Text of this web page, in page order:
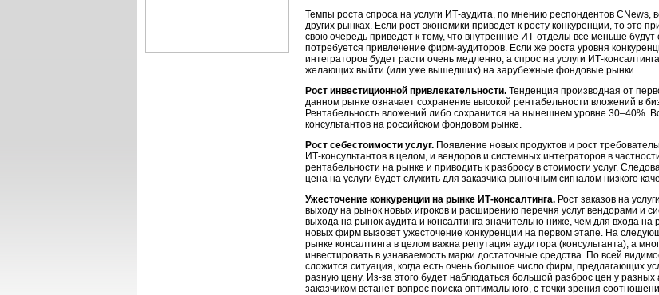
Темпы роста спроса на услуги ИТ-аудита, по мнению респондентов CNews,
других рынках. Если рост экономики приведет к росту конкуренции, то это
свою очередь приведет к тому, что внутренние ИТ-отделы все меньше
потребуется привлечение фирм-аудиторов. Если же роста уровня
интеграторов будет расти очень медленно, а спрос на услуги ИТ-
желающих выйти (или уже вышедших) на зарубежные фондовые рынки.
Рост инвестиционной привлекательности. Тенденция производная от
данном рынке означает сохранение высокой рентабельности вложений в
Рентабельность вложений либо сохранится на нынешнем уровне 30–40%.
консультантов на российском фондовом рынке.
Рост себестоимости услуг. Появление новых продуктов и рост
ИТ-консультантов в целом, и вендоров и системных интеграторов в
рентабельности на рынке и приводить к разбросу в стоимости услуг.
цена на услуги будет служить для заказчика рыночным сигналом низкого
Ужесточение конкуренции на рынке ИТ-консалтинга. Рост заказов на
выходу на рынок новых игроков и расширению перечня услуг вендорами и
выхода на рынок аудита и консалтинга значительно ниже, чем для входа
новых фирм вызовет ужесточение конкуренции на первом этапе. На
рынке консалтинга в целом важна репутация аудитора (консультанта), а
инвестировать в узнаваемость марки достаточные средства. По всей
сложится ситуация, когда есть очень большое число фирм, предлагающих
разную цену. Из-за этого будет наблюдаться большой разброс цен у
заказчиком встанет вопрос поиска оптимального, с точки зрения